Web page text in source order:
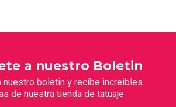
a nuestro Boletin
nuestro boletin y recibe increibles
de nuestra tienda de tatuaje